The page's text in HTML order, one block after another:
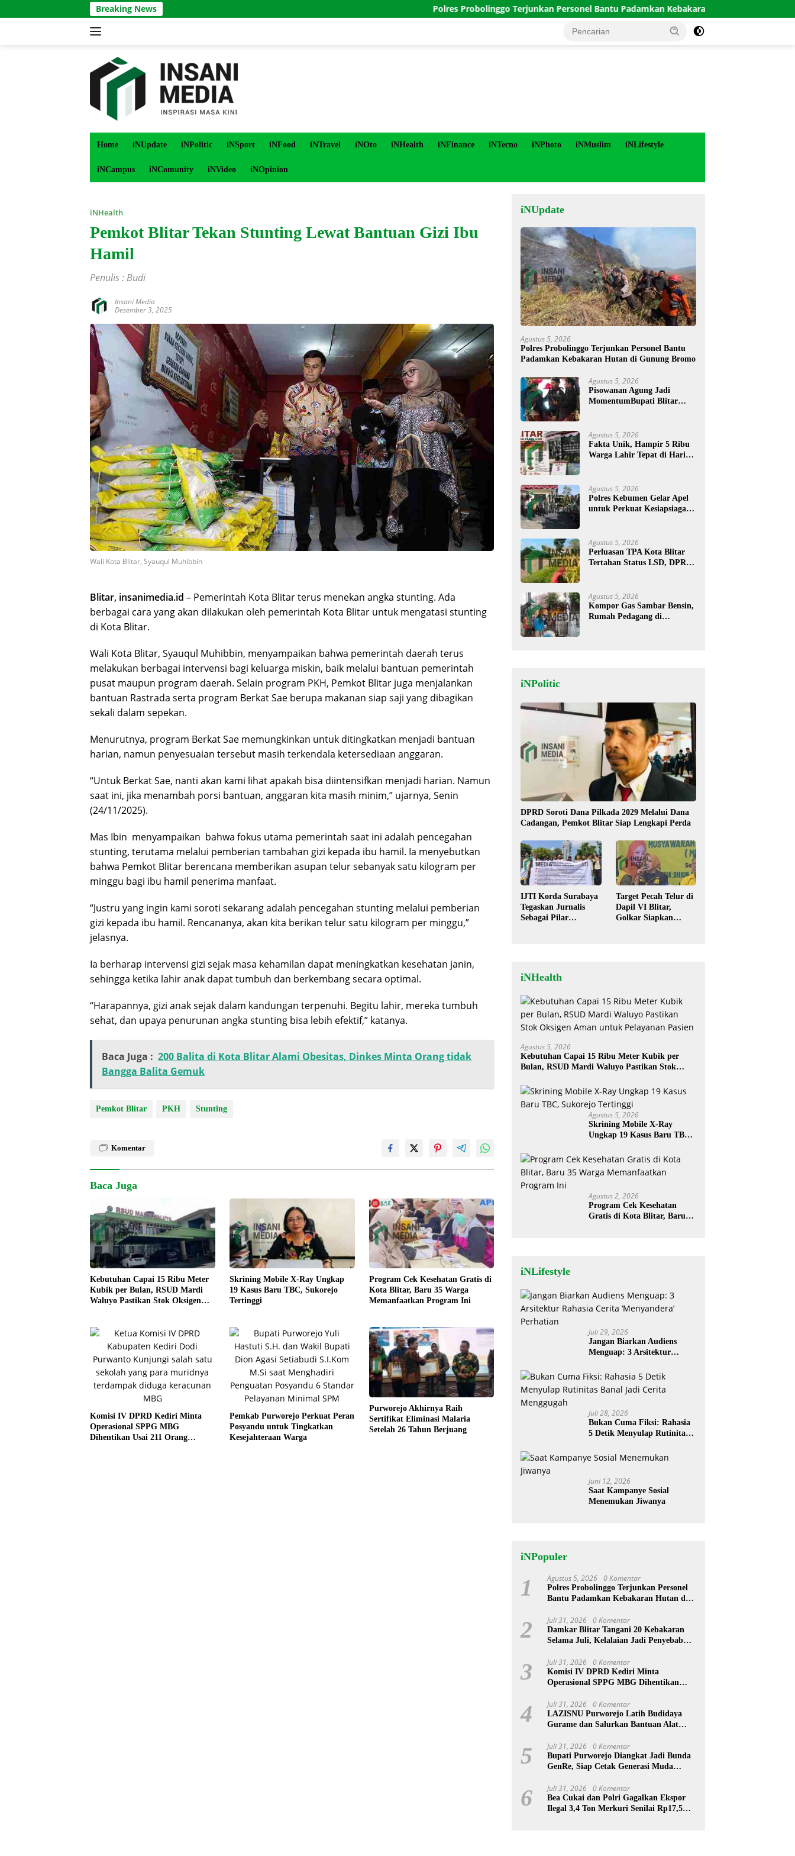
ke
Breaking News Polres Probolinggo Terjunkan Personel Bantu Padamkan Kebakaran Hutan di Gunung Bromo
Home iNUpdate iNPolitic iNSport iNFood iNTravel iNOto iNHealth iNFinance iNTecno iNPhoto iNMuslim iNLifestyle
iNCampus iNComunity iNVideo iNOpinion
iNHealth
Pemkot Blitar Tekan Stunting Lewat Bantuan Gizi Ibu
Hamil
Penulis : Budi
Insani Media
Desember 3, 2025
Wali Kota Blitar, Syauqul Muhibbin
Blitar, insanimedia.id – Pemerintah Kota Blitar terus menekan angka stunting. Ada
berbagai cara yang akan dilakukan oleh pemerintah Kota Blitar untuk mengatasi stunting
di Kota Blitar.
Wali Kota Blitar, Syauqul Muhibbin, menyampaikan bahwa pemerintah daerah terus
melakukan berbagai intervensi bagi keluarga miskin, baik melalui bantuan pemerintah
pusat maupun program daerah. Selain program PKH, Pemkot Blitar juga menjalankan
bantuan Rastrada serta program Berkat Sae berupa makanan siap saji yang dibagikan
sekali dalam sepekan.
Menurutnya, program Berkat Sae memungkinkan untuk ditingkatkan menjadi bantuan
harian, namun penyesuaian tersebut masih terkendala ketersediaan anggaran.
“Untuk Berkat Sae, nanti akan kami lihat apakah bisa diintensifkan menjadi harian. Namun
saat ini, jika menambah porsi bantuan, anggaran kita masih minim,” ujarnya, Senin
(24/11/2025).
Mas Ibin menyampaikan bahwa fokus utama pemerintah saat ini adalah pencegahan
stunting, terutama melalui pemberian tambahan gizi kepada ibu hamil. Ia menyebutkan
bahwa Pemkot Blitar berencana memberikan asupan telur sebanyak satu kilogram per
minggu bagi ibu hamil penerima manfaat.
“Justru yang ingin kami soroti sekarang adalah pencegahan stunting melalui pemberian
gizi kepada ibu hamil. Rencananya, akan kita berikan telur satu kilogram per minggu,”
jelasnya.
Ia berharap intervensi gizi sejak masa kehamilan dapat meningkatkan kesehatan janin,
sehingga ketika lahir anak dapat tumbuh dan berkembang secara optimal.
“Harapannya, gizi anak sejak dalam kandungan terpenuhi. Begitu lahir, mereka tumbuh
sehat, dan upaya penurunan angka stunting bisa lebih efektif,” katanya.
Baca Juga : 200 Balita di Kota Blitar Alami Obesitas, Dinkes Minta Orang tidak
Bangga Balita Gemuk
Pemkot Blitar PKH Stunting
Komentar
Baca Juga
Kebutuhan Capai 15 Ribu Meter
Kubik per Bulan, RSUD Mardi
Waluyo Pastikan Stok Oksigen
Skrining Mobile X-Ray Ungkap
19 Kasus Baru TBC, Sukorejo
Tertinggi
Program Cek Kesehatan Gratis di
Kota Blitar, Baru 35 Warga
Memanfaatkan Program Ini
Komisi IV DPRD Kediri Minta
Operasional SPPG MBG
Dihentikan Usai 211 Orang
Pemkab Purworejo Perkuat Peran
Posyandu untuk Tingkatkan
Kesejahteraan Warga
Purworejo Akhirnya Raih
Sertifikat Eliminasi Malaria
Setelah 26 Tahun Berjuang
iNUpdate
Agustus 5, 2026
Polres Probolinggo Terjunkan Personel Bantu
Padamkan Kebakaran Hutan di Gunung Bromo
Agustus 5, 2026
Pisowanan Agung Jadi
MomentumBupati Blitar
Kesejahteraan Warga
Agustus 5, 2026
Fakta Unik, Hampir 5 Ribu
Warga Lahir Tepat di Hari
Agustus 5, 2026
Polres Kebumen Gelar Apel
untuk Perkuat Kesiapsiagaan
Agustus 5, 2026
Perluasan TPA Kota Blitar
Tertahan Status LSD, DPRD
Agustus 5, 2026
Kompor Gas Sambar Bensin,
Rumah Pedagang di
iNPolitic
DPRD Soroti Dana Pilkada 2029 Melalui Dana
Cadangan, Pemkot Blitar Siap Lengkapi Perda
IJTI Korda Surabaya
Tegaskan Jurnalis
Sebagai Pilar
Target Pecah Telur di
Dapil VI Blitar,
Golkar Siapkan
iNHealth
Agustus 5, 2026
Kebutuhan Capai 15 Ribu Meter Kubik per
Bulan, RSUD Mardi Waluyo Pastikan Stok
Agustus 5, 2026
Skrining Mobile X-Ray
Ungkap 19 Kasus Baru TBC,
Agustus 2, 2026
Program Cek Kesehatan
Gratis di Kota Blitar, Baru
iNLifestyle
Juli 29, 2026
Jangan Biarkan Audiens
Menguap: 3 Arsitektur
Perhatian
Juli 28, 2026
Bukan Cuma Fiksi: Rahasia
5 Detik Menyulap Rutinitas
Menggugah
Juni 12, 2026
Saat Kampanye Sosial
Menemukan Jiwanya
iNPopuler
1 Agustus 5, 2026 0 Komentar
Polres Probolinggo Terjunkan Personel
Bantu Padamkan Kebakaran Hutan di
2 Juli 31, 2026 0 Komentar
Damkar Blitar Tangani 20 Kebakaran
Selama Juli, Kelalaian Jadi Penyebab
3 Juli 31, 2026 0 Komentar
Komisi IV DPRD Kediri Minta
Operasional SPPG MBG Dihentikan
4 Juli 31, 2026 0 Komentar
LAZISNU Purworejo Latih Budidaya
Gurame dan Salurkan Bantuan Alat
5 Juli 31, 2026 0 Komentar
Bupati Purworejo Diangkat Jadi Bunda
GenRe, Siap Cetak Generasi Muda
6 Juli 31, 2026 0 Komentar
Bea Cukai dan Polri Gagalkan Ekspor
Ilegal 3,4 Ton Merkuri Senilai Rp17,5